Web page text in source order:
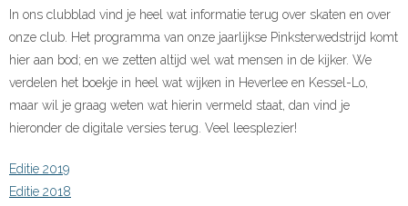
In ons clubblad vind je heel wat informatie terug over skaten en over
onze club. Het programma van onze jaarlijkse Pinksterwedstrijd komt
hier aan bod; en we zetten altijd wel wat mensen in de kijker. We
verdelen het boekje in heel wat wijken in Heverlee en Kessel-Lo,
maar wil je graag weten wat hierin vermeld staat, dan vind je
hieronder de digitale versies terug. Veel leesplezier!
Editie 2019
Editie 2018